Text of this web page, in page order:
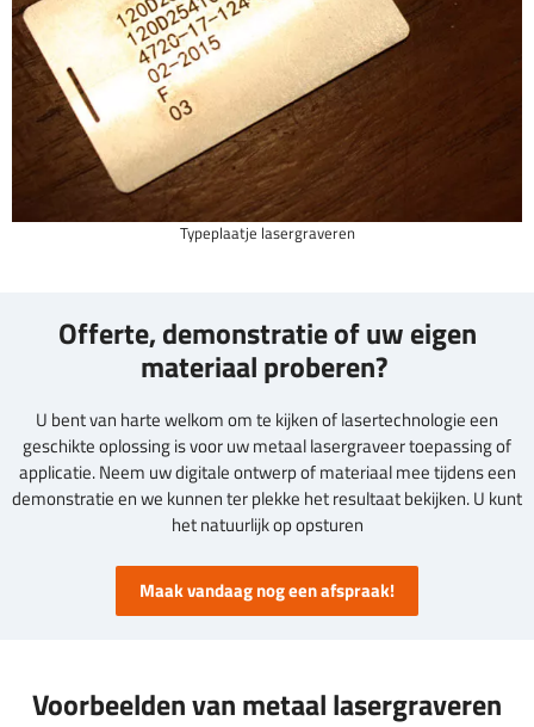
Typeplaatje lasergraveren
Offerte, demonstratie of uw eigen
materiaal proberen?
U bent van harte welkom om te kijken of lasertechnologie een
geschikte oplossing is voor uw metaal lasergraveer toepassing of
applicatie. Neem uw digitale ontwerp of materiaal mee tijdens een
demonstratie en we kunnen ter plekke het resultaat bekijken. U kunt
het natuurlijk op opsturen
Maak vandaag nog een afspraak!
Voorbeelden van metaal lasergraveren